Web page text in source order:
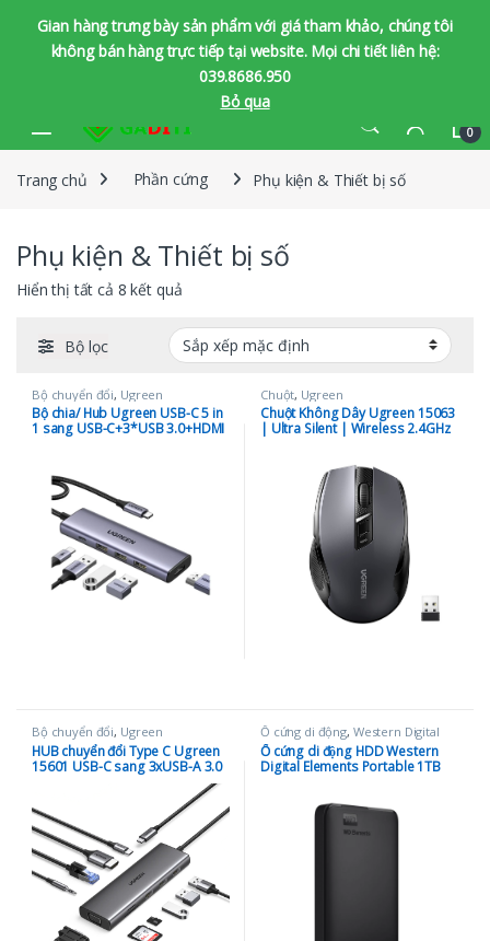
Gian hàng trưng bày sản phẩm với giá tham khảo, chúng tôi
không bán hàng trực tiếp tại website. Mọi chi tiết liên hệ:
039.8686.950
Bỏ qua
0
Trang chủ Phần cứng Phụ kiện & Thiết bị số
Phụ kiện & Thiết bị số
Hiển thị tất cả 8 kết quả
Bộ lọc
Bộ chuyển đổi, Ugreen
Bộ chia/ Hub Ugreen USB-C 5 in
1 sang USB-C+3*USB 3.0+HDMI
Chuột, Ugreen
Chuột Không Dây Ugreen 15063
| Ultra Silent | Wireless 2.4GHz
Bộ chuyển đổi, Ugreen
HUB chuyển đổi Type C Ugreen
15601 USB-C sang 3xUSB-A 3.0
SD/TF +3.5mm+PD 4K30Hz
Ổ cứng di động, Western Digital
Ổ cứng di động HDD Western
Digital Elements Portable 1TB